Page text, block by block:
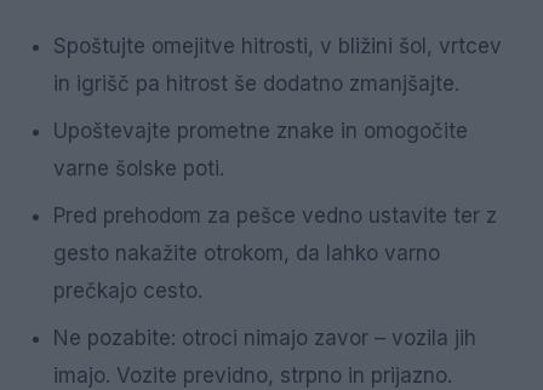
Spoštujte omejitve hitrosti, v bližini šol, vrtcev
in igrišč pa hitrost še dodatno zmanjšajte.
Upoštevajte prometne znake in omogočite
varne šolske poti.
Pred prehodom za pešce vedno ustavite ter z
gesto nakažite otrokom, da lahko varno
prečkajo cesto.
Ne pozabite: otroci nimajo zavor – vozila jih
imajo. Vozite previdno, strpno in prijazno.